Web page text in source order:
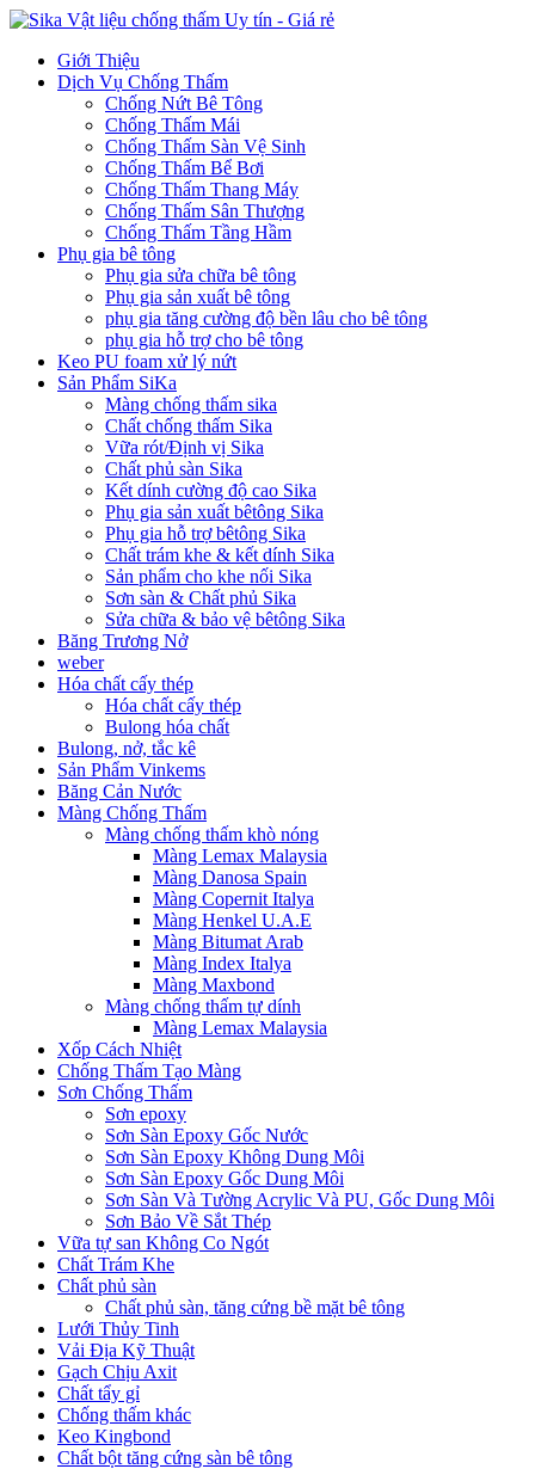
Giới Thiệu
Dịch Vụ Chống Thấm
Chống Nứt Bê Tông
Chống Thấm Mái
Chống Thấm Sàn Vệ Sinh
Chống Thấm Bể Bơi
Chống Thấm Thang Máy
Chống Thấm Sân Thượng
Chống Thấm Tầng Hầm
Phụ gia bê tông
Phụ gia sửa chữa bê tông
Phụ gia sản xuất bê tông
phụ gia tăng cường độ bền lâu cho bê tông
phụ gia hỗ trợ cho bê tông
Keo PU foam xử lý nứt
Sản Phẩm SiKa
Màng chống thấm sika
Chất chống thấm Sika
Vữa rót/Định vị Sika
Chất phủ sàn Sika
Kết dính cường độ cao Sika
Phụ gia sản xuất bêtông Sika
Phụ gia hỗ trợ bêtông Sika
Chất trám khe & kết dính Sika
Sản phẩm cho khe nối Sika
Sơn sàn & Chất phủ Sika
Sửa chữa & bảo vệ bêtông Sika
Băng Trương Nở
weber
Hóa chất cấy thép
Hóa chất cấy thép
Bulong hóa chất
Bulong, nở, tắc kê
Sản Phẩm Vinkems
Băng Cản Nước
Màng Chống Thấm
Màng chống thấm khò nóng
Màng Lemax Malaysia
Màng Danosa Spain
Màng Copernit Italya
Màng Henkel U.A.E
Màng Bitumat Arab
Màng Index Italya
Màng Maxbond
Màng chống thấm tự dính
Màng Lemax Malaysia
Xốp Cách Nhiệt
Chống Thấm Tạo Màng
Sơn Chống Thấm
Sơn epoxy
Sơn Sàn Epoxy Gốc Nước
Sơn Sàn Epoxy Không Dung Môi
Sơn Sàn Epoxy Gốc Dung Môi
Sơn Sàn Và Tường Acrylic Và PU, Gốc Dung Môi
Sơn Bảo Về Sắt Thép
Vữa tự san Không Co Ngót
Chất Trám Khe
Chất phủ sàn
Chất phủ sàn, tăng cứng bề mặt bê tông
Lưới Thủy Tinh
Vải Địa Kỹ Thuật
Gạch Chịu Axit
Chất tẩy gỉ
Chống thấm khác
Keo Kingbond
Chất bột tăng cứng sàn bê tông